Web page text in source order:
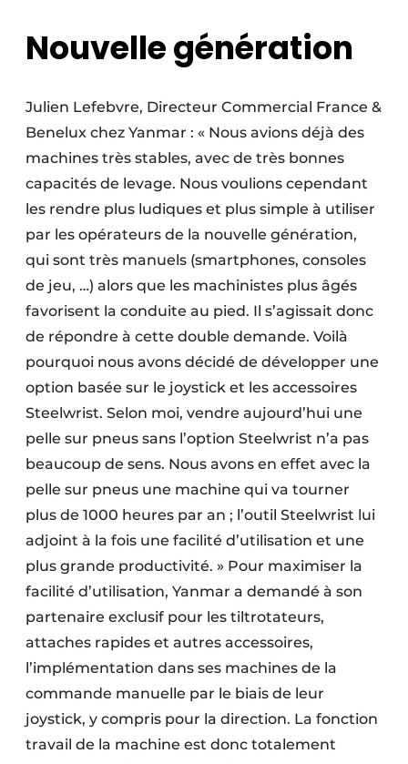
Nouvelle génération
Julien Lefebvre, Directeur Commercial France &
Benelux chez Yanmar : « Nous avions déjà des
machines très stables, avec de très bonnes
capacités de levage. Nous voulions cependant
les rendre plus ludiques et plus simple à utiliser
par les opérateurs de la nouvelle génération,
qui sont très manuels (smartphones, consoles
de jeu, …) alors que les machinistes plus âgés
favorisent la conduite au pied. Il s’agissait donc
de répondre à cette double demande. Voilà
pourquoi nous avons décidé de développer une
option basée sur le joystick et les accessoires
Steelwrist. Selon moi, vendre aujourd’hui une
pelle sur pneus sans l’option Steelwrist n’a pas
beaucoup de sens. Nous avons en effet avec la
pelle sur pneus une machine qui va tourner
plus de 1000 heures par an ; l’outil Steelwrist lui
adjoint à la fois une facilité d’utilisation et une
plus grande productivité. » Pour maximiser la
facilité d’utilisation, Yanmar a demandé à son
partenaire exclusif pour les tiltrotateurs,
attaches rapides et autres accessoires,
l’implémentation dans ses machines de la
commande manuelle par le biais de leur
joystick, y compris pour la direction. La fonction
travail de la machine est donc totalement